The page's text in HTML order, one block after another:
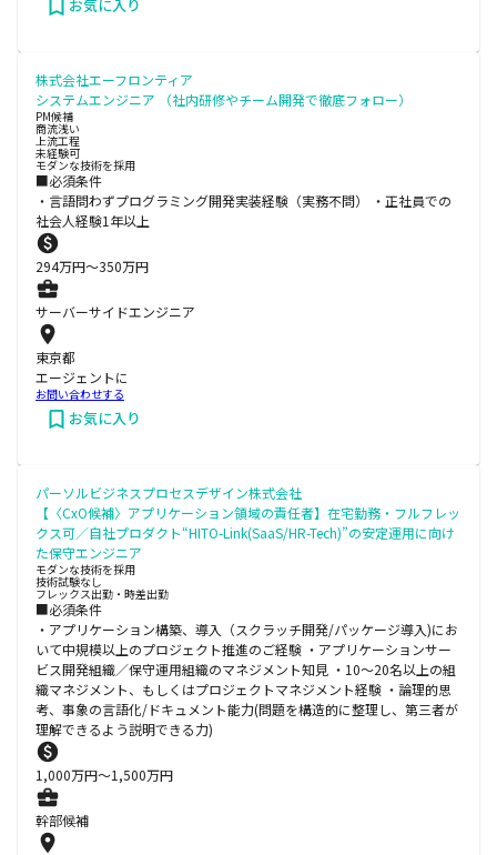
お気に入り
株式会社エーフロンティア
システムエンジニア （社内研修やチーム開発で徹底フォロー）
PM候補
商流浅い
上流工程
未経験可
モダンな技術を採用
■必須条件
・言語問わずプログラミング開発実装経験（実務不問） ・正社員での
社会人経験1年以上
294万円〜350万円
サーバーサイドエンジニア
東京都
エージェントに
お問い合わせする
お気に入り
パーソルビジネスプロセスデザイン株式会社
【〈CxO候補〉アプリケーション領域の責任者】在宅勤務・フルフレッ
クス可／自社プロダクト“HITO-Link(SaaS/HR-Tech)”の安定運用に向け
た保守エンジニア
モダンな技術を採用
技術試験なし
フレックス出勤・時差出勤
■必須条件
・アプリケーション構築、導入（スクラッチ開発/パッケージ導入)にお
いて中規模以上のプロジェクト推進のご経験 ・アプリケーションサー
ビス開発組織／保守運用組織のマネジメント知見 ・10～20名以上の組
織マネジメント、もしくはプロジェクトマネジメント経験 ・論理的思
考、事象の言語化/ドキュメント能力(問題を構造的に整理し、第三者が
理解できるよう説明できる力)
1,000万円〜1,500万円
幹部候補